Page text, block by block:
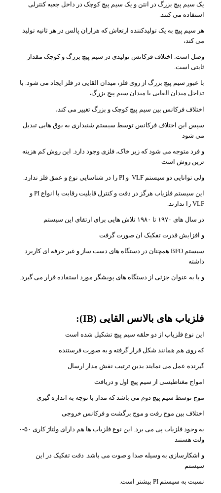
یک سیم پیچ بزرگ در انتن و یک سیم پیچ کوچک در داخل جعبه کنترلی
استفاده می کنند.
هر سیم پیچ به یک تولیدکننده ارتعاش که هزاران پالس در هر ثانیه تولید
می کند،
وصل است. اختلاف فرکانس تولیدی در سیم پیچ بزرگ و کوچک مقدار
ثابتی است.
با عبور سیم پیچ بزرگ از روی فلز، میدان القایی در فلز ایجاد می شود. با
تداخل میدان القایی با میدان سیم پیچ بزرگ،
اختلاف فرکانس بین سیم پیچ کوچک و بزرگ تغییر می کند،
سپس این اختلاف فرکانس توسط سیستم شنیداری به بوق هایی تبدیل
می شود
و فرد متوجه می شود که زیر خاک، فلزی وجود دارد. این روش کم هزینه
ترین روش است
ولی توانایی دو سیستم VLF و PI را در شناسایی نوع و عمق فلز ندارد.
این سیستم فلزیاب هرگز در دقت و کنترل قابلیت رقابت با انواع PI و
VLF را ندارند.
در سال های ۱۹۷۰ تا ۱۹۸۰ تلاش هایی برای ارتقای این سیستم
و افزایش قدرت تفکیک ان صورت گرفت
سیستم BFO همچنان در دستگاه های دست ساز و غیر حرفه ای کاربرد
داشته
و یا به عنوان جزئی از دستگاه های پویشگر مورد استفاده قرار می گیرد.
فلزیاب های بالانس القایی (IB):
این نوع فلزیاب از دو حلقه سیم پیچ تشکیل شده است
که روی هم همانند شکل قرار گرفته و به صورت فرستنده
گیرنده عمل می نمایند بدین ترتیب نقش مدار ارسال
امواج مغناطیسی از سیم پیچ اول و دریافت
موج توسط سیم پیچ دوم می باشد که مدار با توجه به اندازه گیری
اختلاف بین موج رفت و موج برگشت و فرکانس خروجی
به وجود فلزیاب پی می برد. این نوع فلزیاب ها هم دارای ولتاژ کاری ۵۰-۰
ولت هستند
و اشکارسازی به وسیله صدا و صوت می باشد. دقت تفکیک در این
سیستم
نسبت به سیستم PI بیشتر است.